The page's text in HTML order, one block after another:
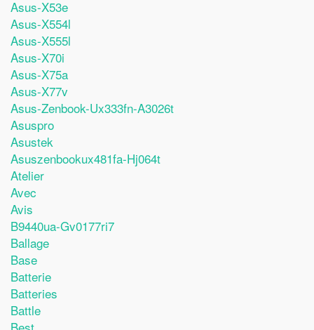
Asus-X53e
Asus-X554l
Asus-X555l
Asus-X70i
Asus-X75a
Asus-X77v
Asus-Zenbook-Ux333fn-A3026t
Asuspro
Asustek
Asuszenbookux481fa-Hj064t
Atelier
Avec
Avis
B9440ua-Gv0177ri7
Ballage
Base
Batterie
Batteries
Battle